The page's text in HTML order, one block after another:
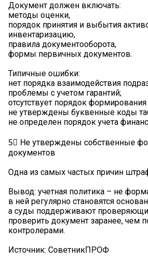
Документ должен включать:
методы оценки,
порядок принятия и выбытия
инвентаризацию,
правила документооборота,
формы первичных документов.
Типичные ошибки:
нет порядка взаимодействия
проблемы с учетом гарантий;
отсутствует порядок
не утверждены буквенные коды
не определен порядок учета
5⃣ Не утверждены собственные
документов
Одна из самых частых причин
Вывод: учетная политика – не
в ней регулярно становятся
а суды поддерживают
проверить документ заранее, чем
контролерами.
Источник: СоветникПРОФ